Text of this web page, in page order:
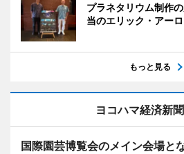
プラネタリウム制作
当のエリック・アー
もっと見る
ヨコハマ経済新
国際園芸博覧会のメイン会場と